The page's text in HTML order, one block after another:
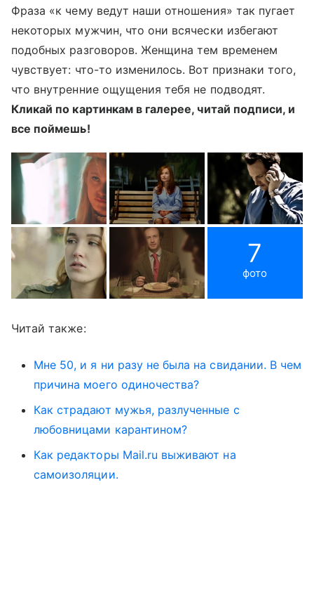
Фраза «к чему ведут наши отношения» так пугает
некоторых мужчин, что они всячески избегают
подобных разговоров. Женщина тем временем
чувствует: что-то изменилось. Вот признаки того,
что внутренние ощущения тебя не подводят.
Кликай по картинкам в галерее, читай подписи, и
все поймешь!
7
фото
Читай также:
Мне 50, и я ни разу не была на свидании. В чем
причина моего одиночества?
Как страдают мужья, разлученные с
любовницами карантином?
Как редакторы Mail.ru выживают на
самоизоляции.